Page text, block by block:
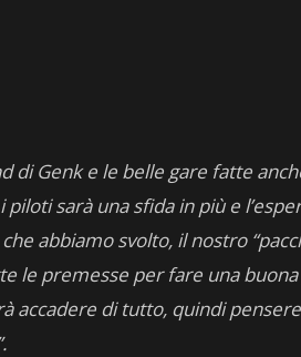
di Genk e le belle gare fatte
sarà una sfida in più e
abbiamo svolto, il nostro
le premesse per fare una
accadere di tutto, quindi